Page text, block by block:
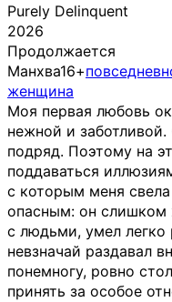
Purely Delinquent
2026
Продолжается
Манхва16+
женщина
Моя первая любовь
нежной и
подряд. Поэтому на
поддаваться
с которым меня
опасным: он слишком
с людьми, умел легко
невзначай раздавал
понемногу, ровно
принять за особое